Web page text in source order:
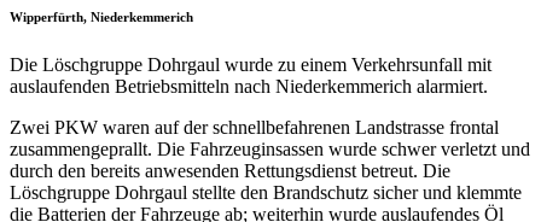
Wipperfürth, Niederkemmerich
Die Löschgruppe Dohrgaul wurde zu einem Verkehrsunfall mit
auslaufenden Betriebsmitteln nach Niederkemmerich alarmiert.
Zwei PKW waren auf der schnellbefahrenen Landstrasse frontal
zusammengeprallt. Die Fahrzeuginsassen wurde schwer verletzt und
durch den bereits anwesenden Rettungsdienst betreut. Die
Löschgruppe Dohrgaul stellte den Brandschutz sicher und klemmte
die Batterien der Fahrzeuge ab; weiterhin wurde auslaufendes Öl